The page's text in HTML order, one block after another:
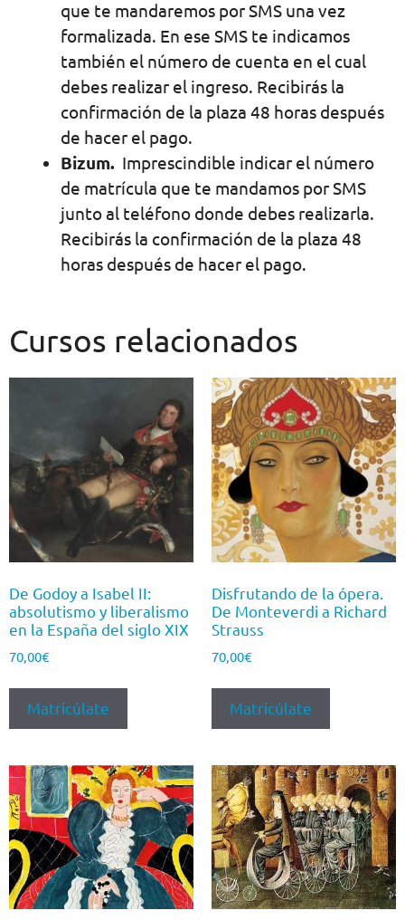
que te mandaremos por SMS una vez
formalizada. En ese SMS te indicamos
también el número de cuenta en el cual
debes realizar el ingreso. Recibirás la
confirmación de la plaza 48 horas después
de hacer el pago.
Bizum. Imprescindible indicar el número
de matrícula que te mandamos por SMS
junto al teléfono donde debes realizarla.
Recibirás la confirmación de la plaza 48
horas después de hacer el pago.
Cursos relacionados
De Godoy a Isabel II:
absolutismo y liberalismo
en la España del siglo XIX
70,00€
Matricúlate
Disfrutando de la ópera.
De Monteverdi a Richard
Strauss
70,00€
Matricúlate